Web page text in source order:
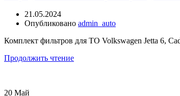
21.05.2024
Опубликовано admin_auto
Комплект фильтров для ТО Volkswagen Jetta 6,
Продолжить чтение
20 Май